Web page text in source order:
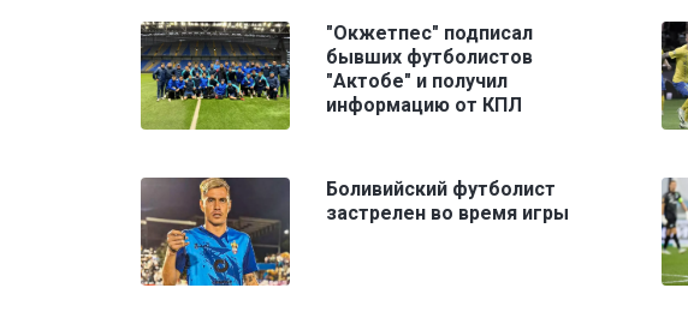
"Окжетпес" подписал
бывших футболистов
"Актобе" и получил
информацию от КПЛ
Боливийский футболист
застрелен во время игры